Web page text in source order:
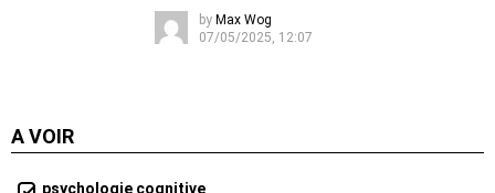
by Max Wog
07/05/2025, 12:07
A VOIR
psychologie cognitive